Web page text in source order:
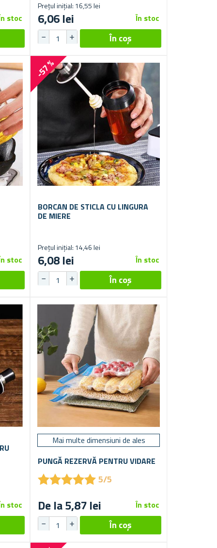
stoc
Prețul inițial: 16,55 lei
6,06 lei În stoc
stoc
-57 %
BORCAN DE STICLA CU LINGURA
DE MIERE
Prețul inițial: 14,46 lei
6,08 lei În stoc
stoc
Mai multe dimensiuni de ales
PUNGĂ REZERVĂ PENTRU VIDARE
★★★★★
★★★★★5/5
De la 5,87 lei În stoc